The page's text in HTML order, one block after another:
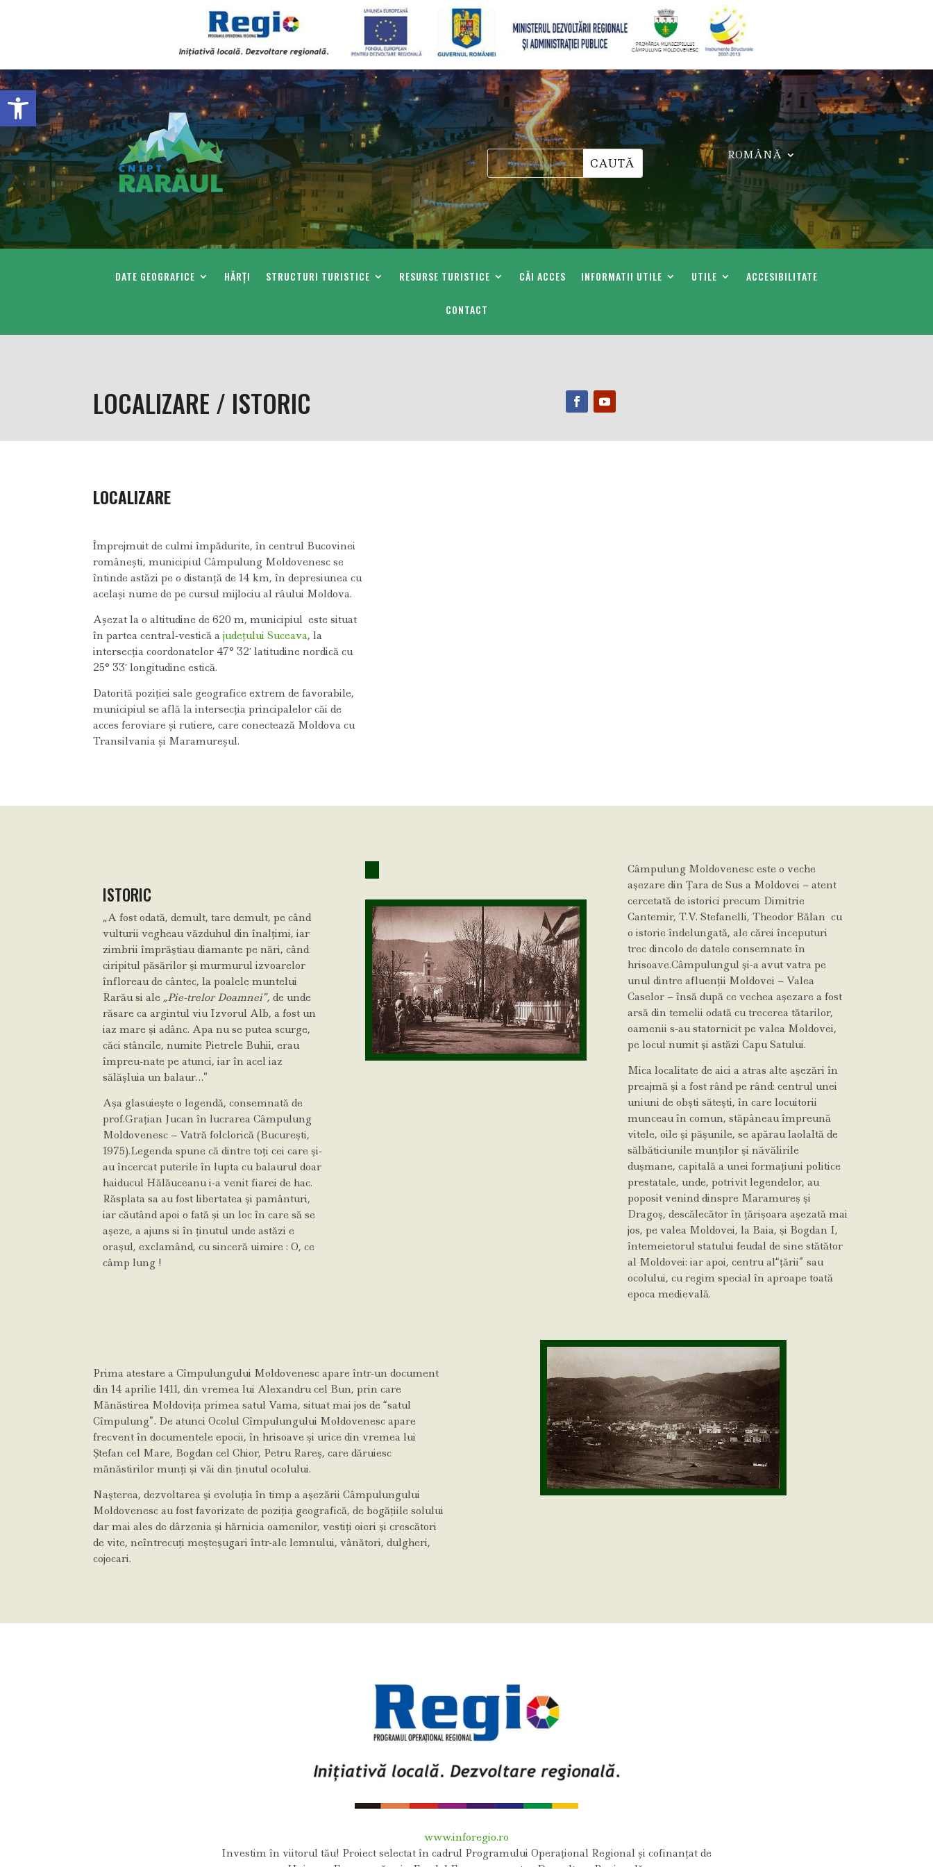
Deschide bara de unelte
ROMÂNĂ
DATE GEOGRAFICE HĂRȚI STRUCTURI TURISTICE RESURSE TURISTICE CĂI ACCES INFORMATII UTILE UTILE ACCESIBILITATE
CONTACT
LOCALIZARE / ISTORIC
LOCALIZARE
Împrejmuit de culmi împădurite, în centrul Bucovinei
românești, municipiul Câmpulung Moldovenesc se
întinde astăzi pe o distanță de 14 km, în depresiunea cu
același nume de pe cursul mijlociu al râului Moldova.
Așezat la o altitudine de 620 m, municipiul este situat
în partea central-vestică ajudețului Suceava, la
intersecția coordonatelor 47° 32′ latitudine nordică cu
25° 33′ longitudine estică.
Datorită poziției sale geografice extrem de favorabile,
municipiul se află la intersecția principalelor căi de
acces feroviare și rutiere, care conectează Moldova cu
Transilvania și Maramureșul.
ISTORIC
„A fost odată, demult, tare demult, pe când
vulturii vegheau văzduhul din înalţimi, iar
zimbrii împrăştiau diamante pe nări, când
ciripitul păsărilor şi murmurul izvoarelor
înfloreau de cântec, la poalele muntelui
Rarău si ale „Pie-trelor Doamnei”, de unde
răsare ca argintul viu Izvorul Alb, a fost un
iaz mare şi adânc. Apa nu se putea scurge,
căci stâncile, numite Pietrele Buhii, erau
împreu-nate pe atunci, iar în acel iaz
sălăşluia un balaur…”
Aşa glasuieşte o legendă, consemnată de
prof.Graţian Jucan în lucrarea Câmpulung
Moldovenesc – Vatră folclorică (Bucureşti,
1975).Legenda spune că dintre toţi cei care şi-
au încercat puterile în lupta cu balaurul doar
haiducul Hălăuceanu i-a venit fiarei de hac.
Răsplata sa au fost libertatea şi pamânturi,
iar căutând apoi o fată şi un loc în care să se
aşeze, a ajuns si în ţinutul unde astăzi e
oraşul, exclamând, cu sinceră uimire : O, ce
câmp lung !
Câmpulung Moldovenesc este o veche
aşezare din Ţara de Sus a Moldovei – atent
cercetată de istorici precum Dimitrie
Cantemir, T.V. Stefanelli, Theodor Bălan cu
o istorie îndelungată, ale cărei începuturi
trec dincolo de datele consemnate în
hrisoave.Câmpulungul şi-a avut vatra pe
unul dintre afluenţii Moldovei – Valea
Caselor – însă după ce vechea aşezare a fost
arsă din temelii odată cu trecerea tătarilor,
oamenii s-au statornicit pe valea Moldovei,
pe locul numit şi astăzi Capu Satului.
Mica localitate de aici a atras alte aşezări în
preajmă şi a fost rând pe rând: centrul unei
uniuni de obşti săteşti, în care locuitorii
munceau în comun, stăpâneau împreună
vitele, oile şi păşunile, se apărau laolaltă de
sălbăticiunile munţilor şi năvălirile
duşmane, capitală a unei formaţiuni politice
prestatale, unde, potrivit legendelor, au
poposit venind dinspre Maramureş şi
Dragoş, descălecător în ţărişoara aşezată mai
jos, pe valea Moldovei, la Baia, şi Bogdan I,
întemeietorul statului feudal de sine stătător
al Moldovei: iar apoi, centru al“ţării” sau
ocolului, cu regim special în aproape toată
epoca medievală.
Prima atestare a Cîmpulungului Moldovenesc apare într-un document
din 14 aprilie 1411, din vremea lui Alexandru cel Bun, prin care
Mănăstirea Moldoviţa primea satul Vama, situat mai jos de “satul
Cîmpulung”. De atunci Ocolul Cîmpulungului Moldovenesc apare
frecvent în documentele epocii, în hrisoave şi urice din vremea lui
Ştefan cel Mare, Bogdan cel Chior, Petru Rareş, care dăruiesc
mănăstirilor munţi şi văi din ţinutul ocolului.
Naşterea, dezvoltarea şi evoluţia în timp a aşezării Câmpulungului
Moldovenesc au fost favorizate de poziţia geografică, de bogăţiile solului
dar mai ales de dârzenia şi hărnicia oamenilor, vestiţi oieri şi crescători
de vite, neîntrecuţi meşteşugari într-ale lemnului, vânători, dulgheri,
cojocari.
www.inforegio.ro
Investim în viitorul tău! Proiect selectat în cadrul Programului Operațional Regional și cofinanțat de